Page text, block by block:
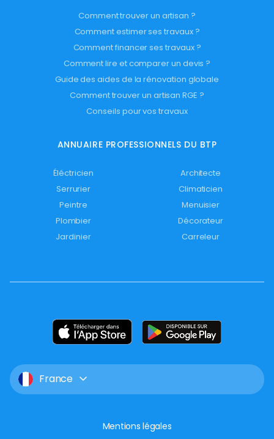
Comment trouver un artisan ?
Comment estimer ses travaux ?
Comment financer ses travaux ?
Comment lire et comparer un devis ?
Guide des aides de la rénovation globale
Comment trouver un artisan RGE ?
Conseils pour vos travaux
ANNUAIRE PROFESSIONNELS DU BTP
Éléctricien
Architecte
Serrurier
Climaticien
Peintre
Menuisier
Plombier
Décorateur
Jardinier
Carreleur
France
Mentions légales